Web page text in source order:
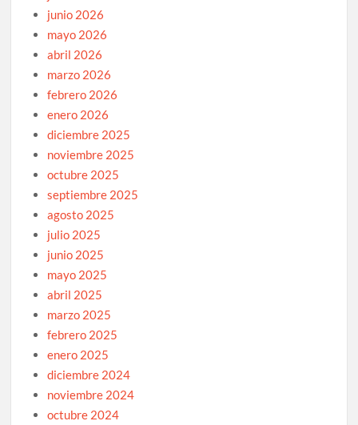
junio 2026
mayo 2026
abril 2026
marzo 2026
febrero 2026
enero 2026
diciembre 2025
noviembre 2025
octubre 2025
septiembre 2025
agosto 2025
julio 2025
junio 2025
mayo 2025
abril 2025
marzo 2025
febrero 2025
enero 2025
diciembre 2024
noviembre 2024
octubre 2024